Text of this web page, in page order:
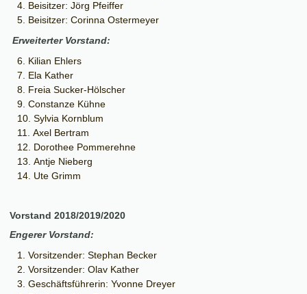
Beisitzer: Jörg Pfeiffer
Beisitzer: Corinna Ostermeyer
Erweiterter Vorstand:
Kilian Ehlers
Ela Kather
Freia Sucker-Hölscher
Constanze Kühne
Sylvia Kornblum
Axel Bertram
Dorothee Pommerehne
Antje Nieberg
Ute Grimm
Vorstand 2018/2019/2020
Engerer Vorstand:
Vorsitzender: Stephan Becker
Vorsitzender: Olav Kather
Geschäftsführerin: Yvonne Dreyer